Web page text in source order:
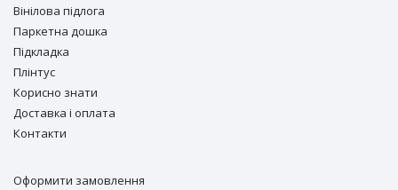
Вiнiлова підлога
Паркетна дошка
Підкладка
Плінтус
Корисно знати
Доставка і оплата
Контакти
Оформити замовлення